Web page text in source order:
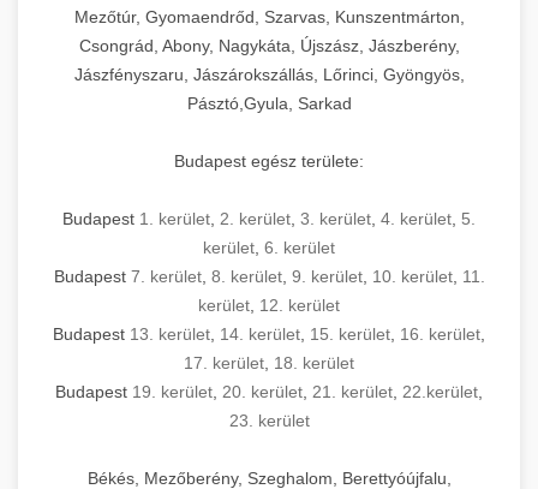
Mezőtúr, Gyomaendrőd, Szarvas, Kunszentmárton,
Csongrád, Abony, Nagykáta, Újszász, Jászberény,
Jászfényszaru, Jászárokszállás, Lőrinci, Gyöngyös,
Pásztó,Gyula, Sarkad
Budapest egész területe:
Budapest 1. kerület 2. kerület 3. kerület 4. kerület 5.
kerület 6. kerület
Budapest 7. kerület, 8. kerület, 9. kerület, 10. kerület, 11.
kerület 12. kerület
Budapest 13. kerület 14. kerület 15. kerület 16. kerület
17. kerület 18. kerület
Budapest 19. kerület 20. kerület 21. kerület 22.kerület
23. kerület
Békés, Mezőberény, Szeghalom, Berettyóújfalu,